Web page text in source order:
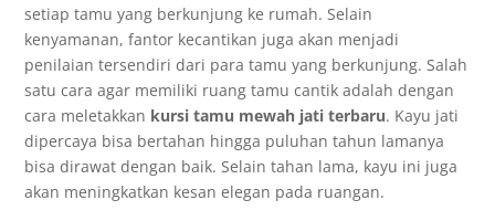
setiap tamu yang berkunjung ke rumah. Selain
kenyamanan, fantor kecantikan juga akan menjadi
penilaian tersendiri dari para tamu yang berkunjung. Salah
satu cara agar memiliki ruang tamu cantik adalah dengan
cara meletakkan kursi tamu mewah jati terbaru. Kayu jati
dipercaya bisa bertahan hingga puluhan tahun lamanya
bisa dirawat dengan baik. Selain tahan lama, kayu ini juga
akan meningkatkan kesan elegan pada ruangan.